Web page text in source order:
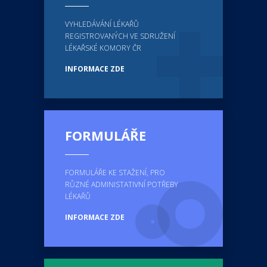
VYHLEDÁVÁNÍ LÉKAŘŮ
REGISTROVANÝCH VE SDRUŽENÍ
LÉKAŘSKÉ KOMORY ČR
INFORMACE ZDE
FORMULÁŘE
FORMULÁŘE KE STAŽENÍ, PRO
RŮZNÉ ADMINISTATIVNÍ POTŘEBY
LÉKAŘŮ
INFORMACE ZDE